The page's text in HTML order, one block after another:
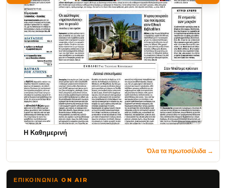
Η Καθημερινή
Όλα τα πρωτοσέλιδα →
ΕΠΙΚΟΙΝΩΝΊΑ ON AIR